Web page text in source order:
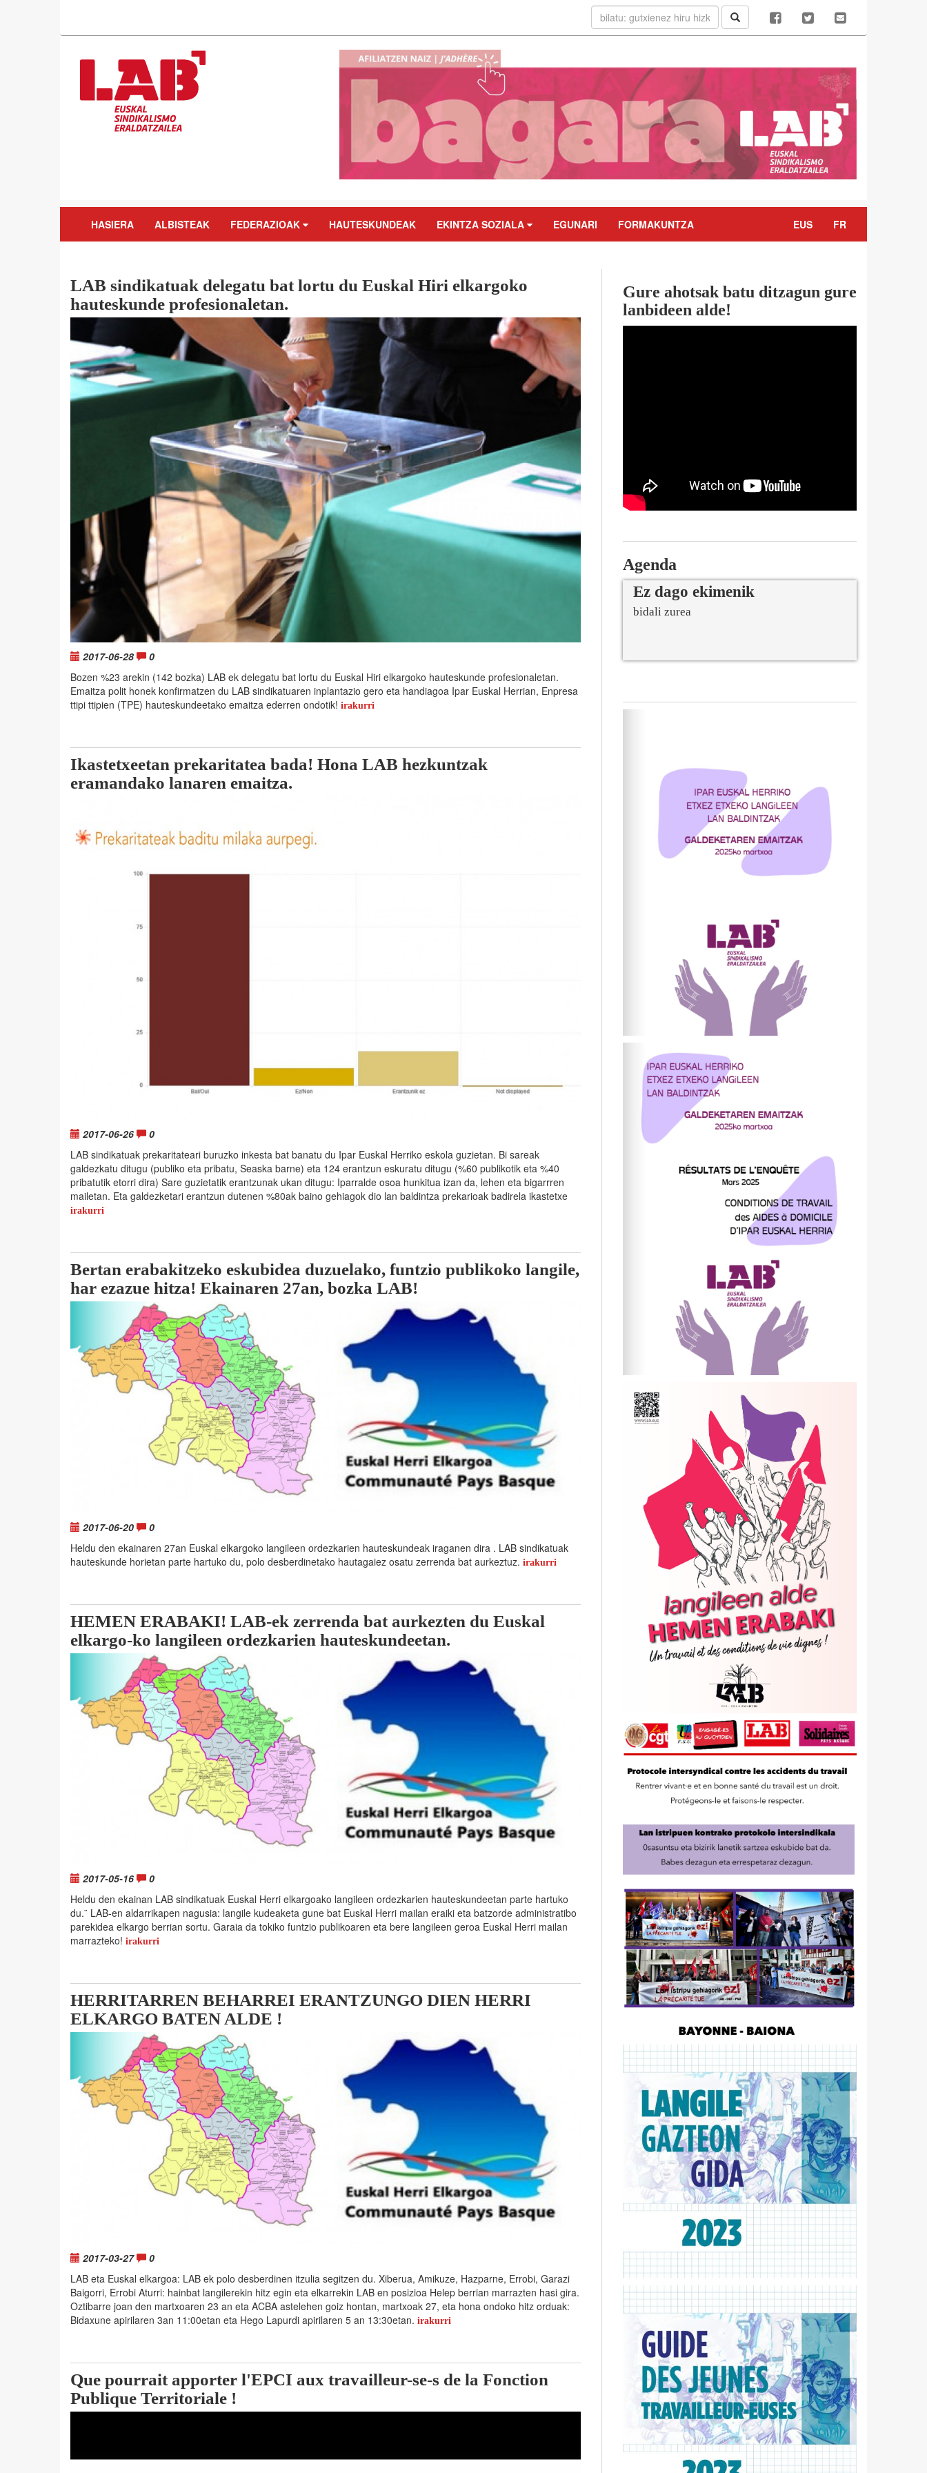
HASIERA ALBISTEAK FEDERAZIOAK HAUTESKUNDEAK EKINTZA SOZIALA EGUNARI FORMAKUNTZA EUS FR
LAB sindikatuak delegatu bat lortu du Euskal Hiri elkargoko
hauteskunde profesionaletan.
2017-06-28
0
Bozen %23 arekin (142 bozka) LAB ek delegatu bat lortu du Euskal Hiri elkargoko hauteskunde profesionaletan.
Emaitza polit honek konfirmatzen du LAB sindikatuaren inplantazio gero eta handiagoa Ipar Euskal Herrian, Enpresa
ttipi ttipien (TPE) hauteskundeetako emaitza ederren ondotik! irakurri
Ikastetxeetan prekaritatea bada! Hona LAB hezkuntzak
eramandako lanaren emaitza.
2017-06-26
0
LAB sindikatuak prekaritateari buruzko inkesta bat banatu du Ipar Euskal Herriko eskola guzietan. Bi sareak
galdezkatu ditugu (publiko eta pribatu, Seaska barne) eta 124 erantzun eskuratu ditugu (%60 publikotik eta %40
pribatutik etorri dira) Sare guzietatik erantzunak ukan ditugu: Iparralde osoa hunkitua izan da, lehen eta bigarrren
mailetan. Eta galdezketari erantzun dutenen %80ak baino gehiagok dio lan baldintza prekarioak badirela ikastetxe
irakurri
Bertan erabakitzeko eskubidea duzuelako, funtzio publikoko langile,
har ezazue hitza! Ekainaren 27an, bozka LAB!
2017-06-20
0
Heldu den ekainaren 27an Euskal elkargoko langileen ordezkarien hauteskundeak iraganen dira . LAB sindikatuak
hauteskunde horietan parte hartuko du, polo desberdinetako hautagaiez osatu zerrenda bat aurkeztuz. irakurri
HEMEN ERABAKI! LAB-ek zerrenda bat aurkezten du Euskal
elkargo-ko langileen ordezkarien hauteskundeetan.
2017-05-16
0
Heldu den ekainan LAB sindikatuak Euskal Herri elkargoako langileen ordezkarien hauteskundeetan parte hartuko
du.¨ LAB-en aldarrikapen nagusia: langile kudeaketa gune bat Euskal Herri mailan eraiki eta batzorde administratibo
parekidea elkargo berrian sortu. Garaia da tokiko funtzio publikoaren eta bere langileen geroa Euskal Herri mailan
marrazteko! irakurri
HERRITARREN BEHARREI ERANTZUNGO DIEN HERRI
ELKARGO BATEN ALDE !
2017-03-27
0
LAB eta Euskal elkargoa: LAB ek polo desberdinen itzulia segitzen du. Xiberua, Amikuze, Hazparne, Errobi, Garazi
Baigorri, Errobi Aturri: hainbat langilerekin hitz egin eta elkarrekin LAB en posizioa Helep berrian marrazten hasi gira.
Oztibarre joan den martxoaren 23 an eta ACBA astelehen goiz hontan, martxoak 27, eta hona ondoko hitz orduak:
Bidaxune apirilaren 3an 11:00etan eta Hego Lapurdi apirilaren 5 an 13:30etan. irakurri
Que pourrait apporter l'EPCI aux travailleur-se-s de la Fonction
Publique Territoriale !
Gure ahotsak batu ditzagun gure
lanbideen alde!
Agenda
Ez dago ekimenik
bidali zurea